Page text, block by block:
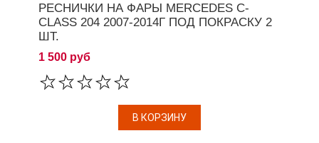
РЕСНИЧКИ НА ФАРЫ MERCEDES C-
CLASS 204 2007-2014Г ПОД ПОКРАСКУ 2
ШТ.
1 500 руб